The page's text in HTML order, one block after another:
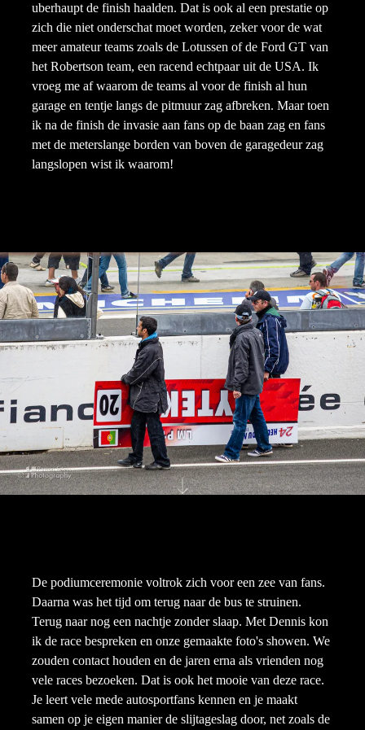
uberhaupt de finish haalden. Dat is ook al een prestatie op
zich die niet onderschat moet worden, zeker voor de wat
meer amateur teams zoals de Lotussen of de Ford GT van
het Robertson team, een racend echtpaar uit de USA. Ik
vroeg me af waarom de teams al voor de finish al hun
garage en tentje langs de pitmuur zag afbreken. Maar toen
ik na de finish de invasie aan fans op de baan zag en fans
met de meterslange borden van boven de garagedeur zag
langslopen wist ik waarom!
De podiumceremonie voltrok zich voor een zee van fans.
Daarna was het tijd om terug naar de bus te struinen.
Terug naar nog een nachtje zonder slaap. Met Dennis kon
ik de race bespreken en onze gemaakte foto's showen. We
zouden contact houden en de jaren erna als vrienden nog
vele races bezoeken. Dat is ook het mooie van deze race.
Je leert vele mede autosportfans kennen en je maakt
samen op je eigen manier de slijtageslag door, net zoals de